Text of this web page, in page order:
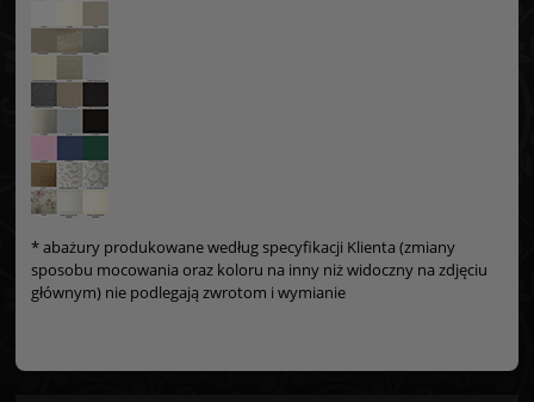
* abażury produkowane według specyfikacji Klienta (zmiany
sposobu mocowania oraz koloru na inny niż widoczny na zdjęciu
głównym) nie podlegają zwrotom i wymianie